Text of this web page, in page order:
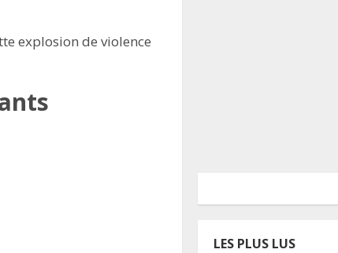
explosion de violence
LES PLUS LUS